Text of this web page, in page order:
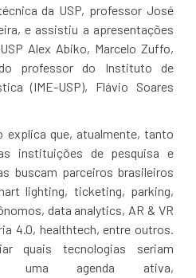
da USP, professor José
e assistiu a apresentações
Alex Abiko, Marcelo Zuffo,
professor do Instituto de
(IME-USP), Flávio Soares
explica que, atualmente, tanto
instituições de pesquisa e
buscam parceiros brasileiros
lighting, ticketing, parking,
data analytics, AR & VR
4.0, healthtech, entre outros.
quais tecnologias seriam
uma agenda ativa,